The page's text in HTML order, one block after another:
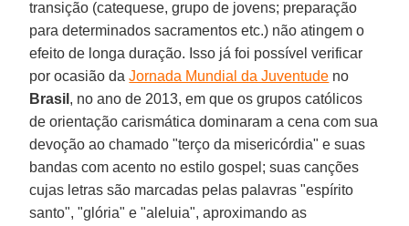
transição (catequese, grupo de jovens; preparação
para determinados sacramentos etc.) não atingem o
efeito de longa duração. Isso já foi possível verificar
por ocasião daJornada Mundial da Juventude no
Brasil , no ano de 2013, em que os grupos católicos
de orientação carismática dominaram a cena com sua
devoção ao chamado "terço da misericórdia" e suas
bandas com acento no estilo gospel; suas canções
cujas letras são marcadas pelas palavras "espírito
santo", "glória" e "aleluia", aproximando as